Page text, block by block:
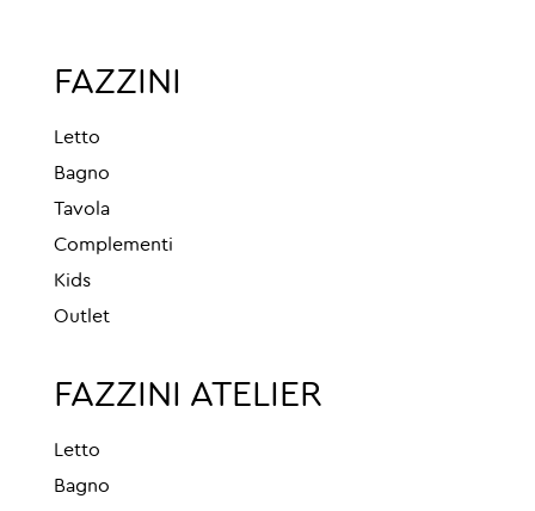
FAZZINI
Letto
Bagno
Tavola
Complementi
Kids
Outlet
FAZZINI ATELIER
Letto
Bagno